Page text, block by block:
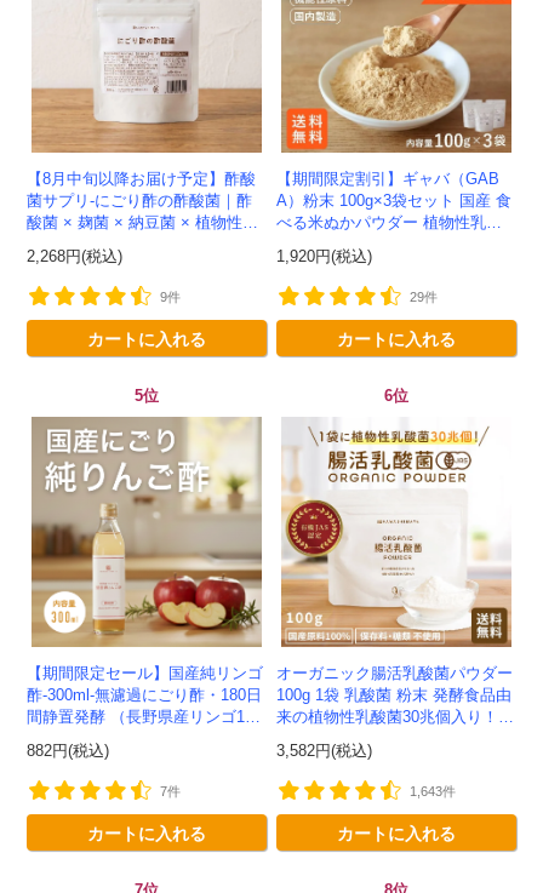
【8月中旬以降お届け予定】酢酸
菌サプリ-にごり酢の酢酸菌｜酢
酸菌 × 麹菌 × 納豆菌 × 植物性乳
酸菌20兆個を一粒に凝縮-かわし
ま屋-モニター追加20...
2,268円(税込)
9件
カートに入れる
【期間限定割引】ギャバ（GAB
A）粉末 100g×3袋セット 国産 食
べる米ぬかパウダー 植物性乳酸
菌発酵 -かわしま屋- 【送料無
料】*メール便での発送...
1,920円(税込)
29件
カートに入れる
5位
【期間限定セール】国産純リンゴ
酢-300ml-無濾過にごり酢・180日
間静置発酵 （長野県産リンゴ10
0%）-かわしま屋-
882円(税込)
7件
カートに入れる
6位
オーガニック腸活乳酸菌パウダー
100g 1袋 乳酸菌 粉末 発酵食品由
来の植物性乳酸菌30兆個入り！有
機JAS認定 -かわしま屋- 【送料無
料】 *メ...
3,582円(税込)
1,643件
カートに入れる